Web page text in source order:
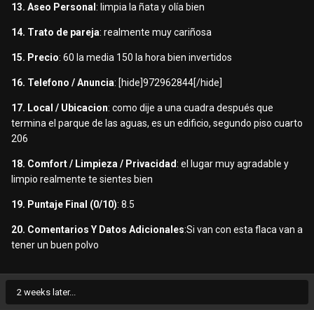
13. Aseo Personal : limpia la ñata y olía bien
14. Trato de pareja: realmente muy cariñosa
15. Precio: 60 la media 150 la hora bien invertidos
16. Telefono / Anuncia: [hide]972962844[/hide]
17. Local / Ubicacion: como dije a una cuadra después que
termina el parque de las aguas, es un edificio, segundo piso cuarto
206
18. Comfort / Limpieza / Privacidad: el lugar muy agradable y
limpio realmente te sientes bien
19. Puntaje Final (0/10): 8.5
20. Comentarios Y Datos Adicionales:Si van con esta flaca van a
tener un buen polvo
2 weeks later...